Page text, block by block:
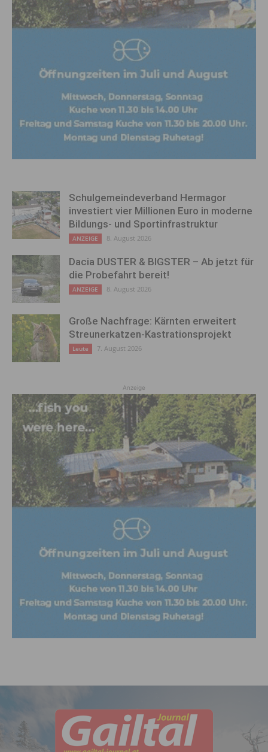
Schulgemeindeverband Hermagor
investiert vier Millionen Euro in moderne
Bildungs- und Sportinfrastruktur
ANZEIGE 8. August 2026
Dacia DUSTER & BIGSTER – Ab jetzt für
die Probefahrt bereit!
ANZEIGE 8. August 2026
Große Nachfrage: Kärnten erweitert
Streunerkatzen-Kastrationsprojekt
Leute 7. August 2026
Anzeige